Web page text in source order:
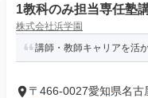
1教科のみ担当専任塾
株式会社浜学園
講師・教師キャリアを活
〒466-0027愛知県名古